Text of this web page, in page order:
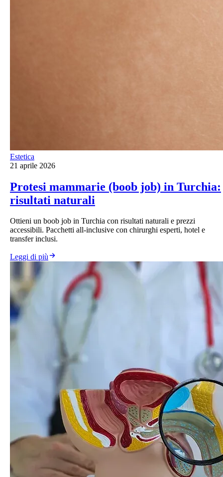
Estetica
21 aprile 2026
Protesi mammarie (boob job) in Turchia:
risultati naturali
Ottieni un boob job in Turchia con risultati naturali e prezzi
accessibili. Pacchetti all-inclusive con chirurghi esperti, hotel e
transfer inclusi.
Leggi di più